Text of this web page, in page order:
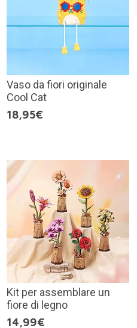
Vaso da fiori originale
Cool Cat
18,95€
Kit per assemblare un
fiore di legno
14,99€